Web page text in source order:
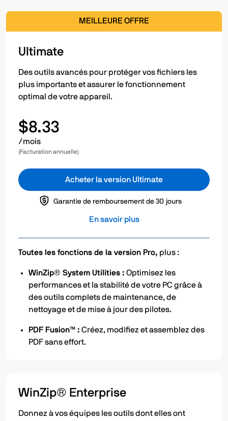
MEILLEURE OFFRE
Ultimate
Des outils avancés pour protéger vos fichiers les
plus importants et assurer le fonctionnement
optimal de votre appareil.
$8.33
/mois
(Facturation annuelle)
Acheter la version Ultimate
Garantie de remboursement de 30 jours
En savoir plus
Toutes les fonctions de la version Pro, plus :
WinZip® System Utilities : Optimisez les
performances et la stabilité de votre PC grâce à
des outils complets de maintenance, de
nettoyage et de mise à jour des pilotes.
PDF Fusion™ : Créez, modifiez et assemblez des
PDF sans effort.
WinZip® Enterprise
Donnez à vos équipes les outils dont elles ont